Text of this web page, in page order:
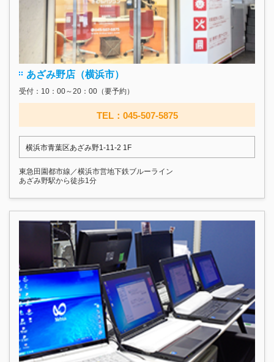
あざみ野店（横浜市）
受付：10：00～20：00（要予約）
TEL：045-507-5875
横浜市青葉区あざみ野1-11-2 1F
東急田園都市線／横浜市営地下鉄ブルーライン
あざみ野駅から徒歩1分